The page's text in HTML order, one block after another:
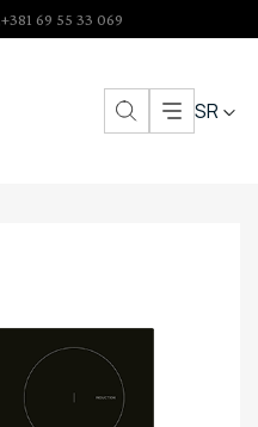
+381 69 55 33 069
SR